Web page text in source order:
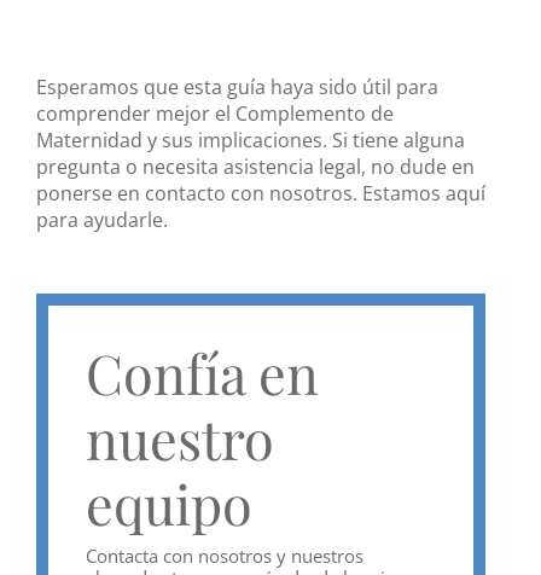
Esperamos que esta guía haya sido útil para
comprender mejor el Complemento de
Maternidad y sus implicaciones. Si tiene alguna
pregunta o necesita asistencia legal, no dude en
ponerse en contacto con nosotros. Estamos aquí
para ayudarle.
Confía en
nuestro
equipo
Contacta con nosotros y nuestros